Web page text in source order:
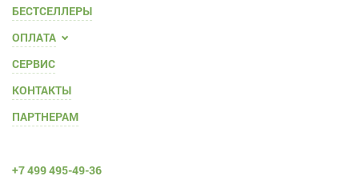
БЕСТСЕЛЛЕРЫ
ОПЛАТА
СЕРВИС
КОНТАКТЫ
ПАРТНЕРАМ
+7 499 495-49-36